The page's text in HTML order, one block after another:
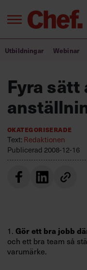
Annonsera
Villkor och policy
Bra
Utbildning
Populära
Utbildningar Webinar
Fyra sätt
Okategoriserade
Text: Redaktionen
Publicerad 2008-12-16
1. Gör ett bra jobb
och ett bra team så
varumärke.